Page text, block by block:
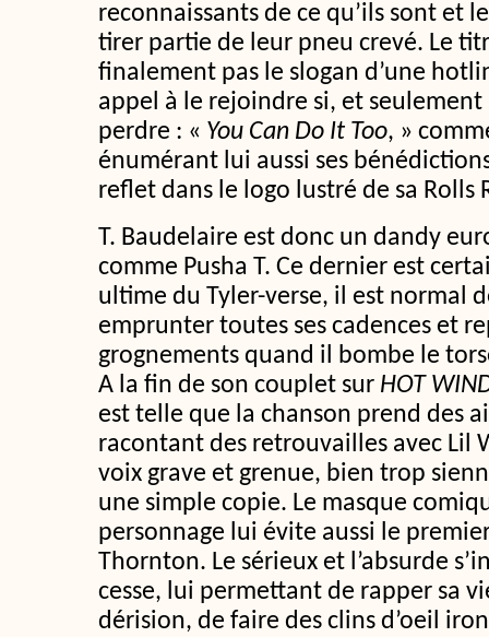
reconnaissants de ce qu’ils sont et
tirer partie de leur pneu crevé. Le
finalement pas le slogan d’une
appel à le rejoindre si, et seulement
perdre : « You Can Do It Too, »
énumérant lui aussi ses
reflet dans le logo lustré de sa Rolls
T. Baudelaire est donc un dandy
comme Pusha T. Ce dernier est
ultime du Tyler-verse, il est normal
emprunter toutes ses cadences et
grognements quand il bombe le
A la fin de son couplet sur HOT
est telle que la chanson prend des
racontant des retrouvailles avec Lil
voix grave et grenue, bien trop
une simple copie. Le masque
personnage lui évite aussi le
Thornton. Le sérieux et l’absurde
cesse, lui permettant de rapper sa
dérision, de faire des clins d’oeil